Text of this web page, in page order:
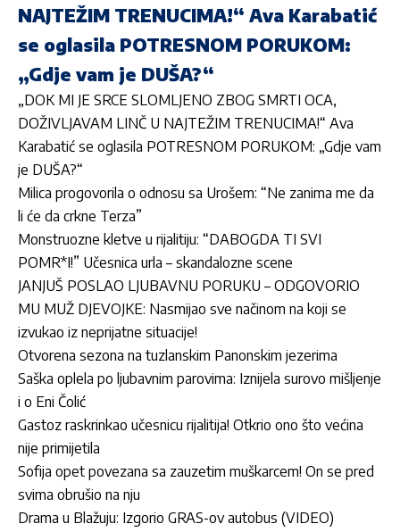
NAJTEŽIM TRENUCIMA!“ Ava Karabatić
se oglasila POTRESNOM PORUKOM:
„Gdje vam je DUŠA?“
„DOK MI JE SRCE SLOMLJENO ZBOG SMRTI OCA,
DOŽIVLJAVAM LINČ U NAJTEŽIM TRENUCIMA!“ Ava
Karabatić se oglasila POTRESNOM PORUKOM: „Gdje vam
je DUŠA?“
Milica progovorila o odnosu sa Urošem: “Ne zanima me da
li će da crkne Terza”
Monstruozne kletve u rijalitiju: “DABOGDA TI SVI
POMR*I!” Učesnica urla – skandalozne scene
JANJUŠ POSLAO LJUBAVNU PORUKU – ODGOVORIO
MU MUŽ DJEVOJKE: Nasmijao sve načinom na koji se
izvukao iz neprijatne situacije!
Otvorena sezona na tuzlanskim Panonskim jezerima
Saška oplela po ljubavnim parovima: Iznijela surovo mišljenje
i o Eni Čolić
Gastoz raskrinkao učesnicu rijalitija! Otkrio ono što većina
nije primijetila
Sofija opet povezana sa zauzetim muškarcem! On se pred
svima obrušio na nju
Drama u Blažuju: Izgorio GRAS-ov autobus (VIDEO)